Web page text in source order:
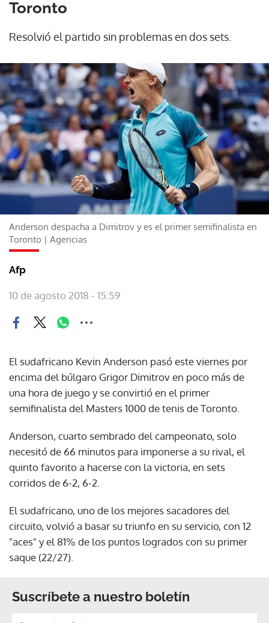
Toronto
Resolvió el partido sin problemas en dos sets.
Anderson despacha a Dimitrov y es el primer semifinalista en
Toronto | Agencias
Afp
10 de agosto 2018 - 15:59
El sudafricano Kevin Anderson pasó este viernes por
encima del búlgaro Grigor Dimitrov en poco más de
una hora de juego y se convirtió en el primer
semifinalista del Masters 1000 de tenis de Toronto.
Anderson, cuarto sembrado del campeonato, solo
necesitó de 66 minutos para imponerse a su rival, el
quinto favorito a hacerse con la victoria, en sets
corridos de 6-2, 6-2.
El sudafricano, uno de los mejores sacadores del
circuito, volvió a basar su triunfo en su servicio, con 12
"aces" y el 81% de los puntos logrados con su primer
saque (22/27).
Suscríbete a nuestro boletín